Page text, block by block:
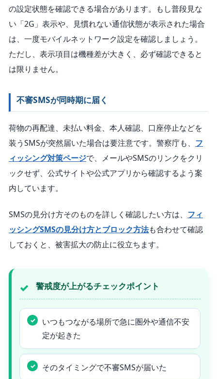
の設定状態を確認できる場合があります。もし普段見な
い「2G」表示や、見慣れない通信状態が表示された場合
は、一度モバイルネットワーク設定を確認しましょう。
ただし、表示項目は機種差が大きく、必ず確認できると
は限りません。
不審SMSが同時期に届く
荷物の再配達、未払い料金、本人確認、口座停止などを
装うSMSが突然届いた場合は要注意です。警察庁も、 フ
ィッシング対策ページで、メールやSMSのリンクをクリ
ックせず、公式サイトや公式アプリから確認するよう案
内しています。
SMSの見分け方そのものを詳しく確認したい方は、 フィ
ッシングSMSの見分け方とブロック方法も合わせて確認
しておくと、被害拡大の防止に役立ちます。
警戒度が上がるチェックポイント
いつもつながる場所で急に圏外や通信不安
定が起きた
そのタイミングで不審SMSが届いた